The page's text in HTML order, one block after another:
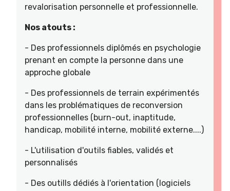
revalorisation personnelle et professionnelle.
Nos atouts :
- Des professionnels diplômés en psychologie
prenant en compte la personne dans une
approche globale
- Des professionnels de terrain expérimentés
dans les problématiques de reconversion
professionnelles (burn-out, inaptitude,
handicap, mobilité interne, mobilité externe....)
- L'utilisation d'outils fiables, validés et
personnalisés
- Des outills dédiés à l'orientation (logiciels